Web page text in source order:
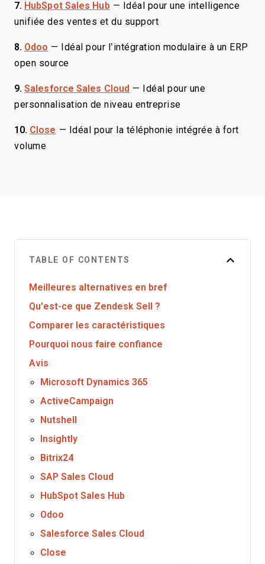
7. HubSpot Sales Hub —
Idéal pour une intelligence
unifiée des ventes et du support
8. Odoo —
Idéal pour l’intégration modulaire à un ERP
open source
9. Salesforce Sales Cloud —
Idéal pour une
personnalisation de niveau entreprise
10. Close —
Idéal pour la téléphonie intégrée à fort
volume
TABLE OF CONTENTS
Meilleures alternatives en bref
Qu'est-ce que Zendesk Sell ?
Comparer les caractéristiques
Pourquoi nous faire confiance
Avis
Microsoft Dynamics 365
ActiveCampaign
Nutshell
Insightly
Bitrix24
SAP Sales Cloud
HubSpot Sales Hub
Odoo
Salesforce Sales Cloud
Close